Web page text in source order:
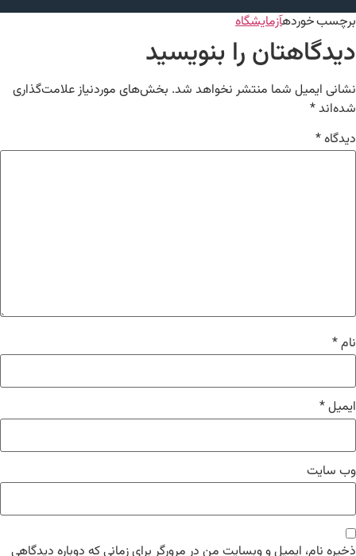
برچسب خوردهآزمایشگاه
دیدگاهتان را بنویسید
نشانی ایمیل شما منتشر نخواهد شد. بخش‌های موردنیاز علامت‌گذاری
شده‌اند*
دیدگاه*
نام*
ایمیل*
وب‌ سایت
ذخیره نام، ایمیل و وبسایت من در مرورگر برای زمانی که دوباره دیدگاهی